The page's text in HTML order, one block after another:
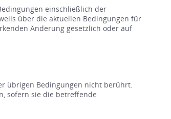
einschließlich der
über die aktuellen Bedingungen für
Änderung gesetzlich oder auf
übrigen Bedingungen nicht berührt.
sofern sie die betreffende